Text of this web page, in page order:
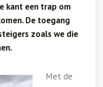
kant een trap om
De toegang
zoals we die
Met de